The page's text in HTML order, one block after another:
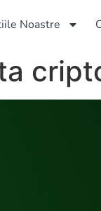
Noastre